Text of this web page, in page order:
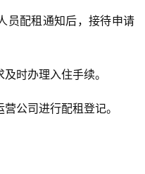
员配租通知后，接待申请
时办理入住手续。
公司进行配租登记。